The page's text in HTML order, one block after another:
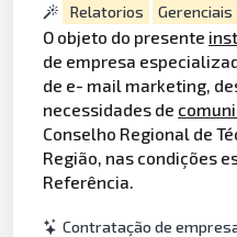
Relatorios Gerenciais
O objeto do presente
de empresa
de e- mail marketing,
necessidades de
Conselho Regional de
Região, nas condições
Referência.
Contratação de